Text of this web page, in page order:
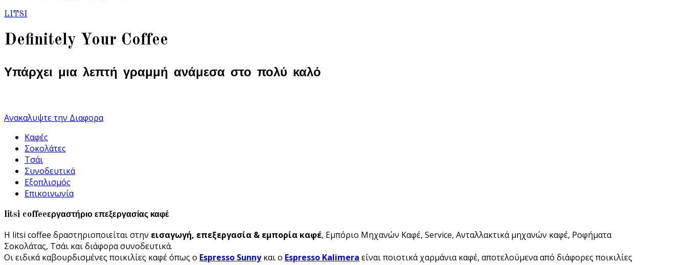
LITSI
Definitely Your Coffee
Υπάρχει μια λεπτή γραμμή ανάμεσα στο πολύ καλό
Ανακαλυψτε την Διαφορα
Καφές
Σοκολάτες
Τσάι
Συνοδευτικά
Εξοπλισμός
Επικοινωνία
litsi coffeeεργαστήριο επεξεργασίας καφέ
Η litsi coffee δραστηριοποιείται στην εισαγωγή, επεξεργασία & εμπορία καφέ, Εμπόριο Μηχανών Καφέ, Service, Ανταλλακτικά μηχανών καφέ, Ροφήματα
Σοκολάτας, Τσάι και διάφορα συνοδευτικά.
Οι ειδικά καβουρδισμένες ποικιλίες καφέ όπως ο Espresso Sunnyκαι ο Espresso Kalimera είναι ποιοτικά χαρμάνια καφέ, αποτελούμενα από διάφορες ποικιλίες